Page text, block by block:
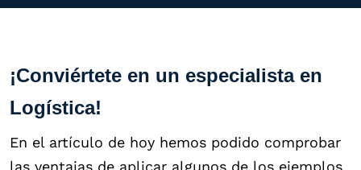
¡Conviértete en un especialista en
Logística!
En el artículo de hoy hemos podido comprobar
las ventajas de aplicar algunos de los ejemplos